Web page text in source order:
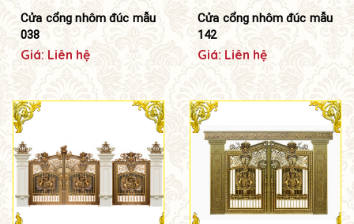
Cửa cổng nhôm đúc mẫu
038
Giá: Liên hệ
Cửa cổng nhôm đúc mẫu
142
Giá: Liên hệ